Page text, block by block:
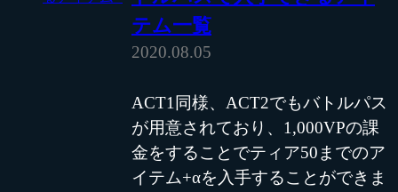
テム一覧
2020.08.05
ACT1同様、ACT2でもバトルパス
が用意されており、1,000VPの課
金をすることでティア50までのア
イテム+αを入手することができま